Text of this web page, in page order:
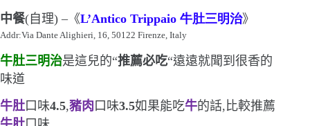
中餐( 自理) – 《L’Antico Trippaio 牛肚三明治》
Addr:Via Dante Alighieri, 16, 50122 Firenze, Italy
牛肚三明治是這兒的“推薦必吃“遠遠就聞到很香的
味道
牛肚口味4.5,豬肉 口味3.5如果能吃牛的話,比較推薦